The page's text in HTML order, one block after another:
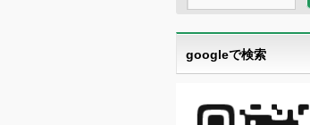
googleで検索